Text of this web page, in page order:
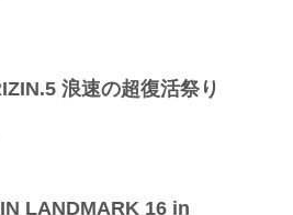
浪速の超復活祭り
LANDMARK 16 in